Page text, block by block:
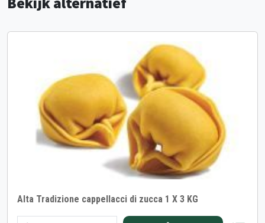
Alta Tradizione cappellacci di zucca 1 X 3 KG